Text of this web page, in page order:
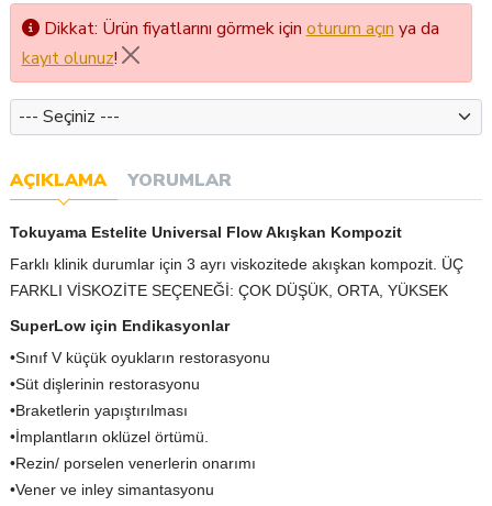
Dikkat: Ürün fiyatlarını görmek için oturum açın ya da
kayıt olunuz!
Renk3
AÇIKLAMA YORUMLAR
Tokuyama Estelite Universal Flow Akışkan Kompozit
Farklı klinik durumlar için 3 ayrı viskozitede akışkan kompozit. ÜÇ
FARKLI VİSKOZİTE SEÇENEĞİ: ÇOK DÜŞÜK, ORTA, YÜKSEK
SuperLow için Endikasyonlar
•Sınıf V küçük oyukların restorasyonu
•Süt dişlerinin restorasyonu
•Braketlerin yapıştırılması
•İmplantların oklüzel örtümü.
•Rezin/ porselen venerlerin onarımı
•Vener ve inley simantasyonu